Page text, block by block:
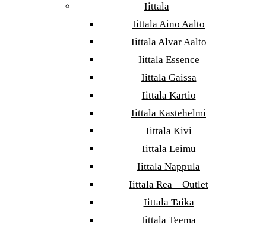
Iittala
Iittala Aino Aalto
Iittala Alvar Aalto
Iittala Essence
Iittala Gaissa
Iittala Kartio
Iittala Kastehelmi
Iittala Kivi
Iittala Leimu
Iittala Nappula
Iittala Rea – Outlet
Iittala Taika
Iittala Teema